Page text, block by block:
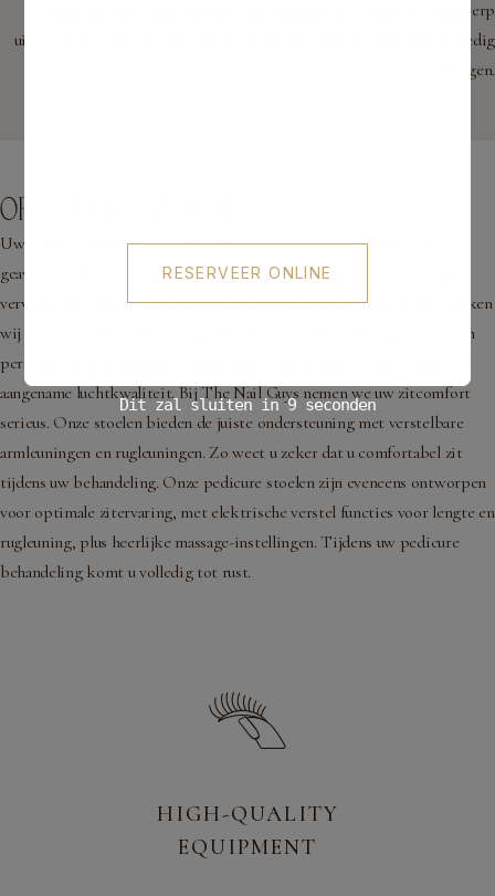
gesteriliseerd gereedschap van topkwaliteit, samen met wegwerp
uitvoeringen. Dit alles is bedoeld om uw gezondheid en welzijn volledig
te waarborgen.
OPTIMAAL COMFORT
Uw comfort heeft onze hoogste prioriteit. Onze salon heeft een
geavanceerd luchtafzuigsysteem dat de lucht meerdere keren per uur
ververst, iets wat direct opvalt bij onze bezoekers. Daarnaast beschikken
wij over twee airconditioning units die jaar in, jaar uit zorgen voor een
perfecte en ontspannende temperatuur. Dit garandeert een veilige en
aangename luchtkwaliteit. Bij The Nail Guys nemen we uw zitcomfort
serieus. Onze stoelen bieden de juiste ondersteuning met verstelbare
armleuningen en rugleuningen. Zo weet u zeker dat u comfortabel zit
tijdens uw behandeling. Onze pedicure stoelen zijn eveneens ontworpen
voor optimale zitervaring, met elektrische verstel functies voor lengte en
rugleuning, plus heerlijke massage-instellingen. Tijdens uw pedicure
behandeling komt u volledig tot rust.
HIGH-QUALITY
EQUIPMENT
RESERVEER ONLINE
Dit zal sluiten in8seconden